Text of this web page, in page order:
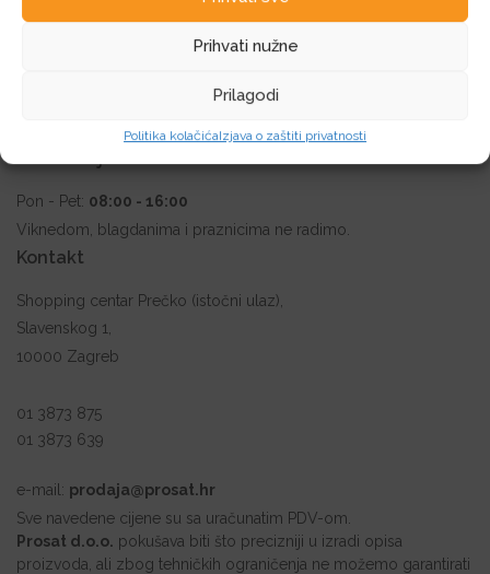
Prihvati nužne
Prilagodi
Politika kolačićaIzjava o zaštiti privatnosti
Pon - Pet: 08:00 - 16:00
Viknedom, blagdanima i praznicima ne radimo.
Kontakt
Shopping centar Prečko (istočni ulaz),
Slavenskog 1,
10000 Zagreb
01 3873 875
01 3873 639
e-mail: prodaja@prosat.hr
Sve navedene cijene su sa uračunatim PDV-om.
Prosat d.o.o. pokušava biti što precizniji u izradi opisa
proizvoda, ali zbog tehničkih ograničenja ne možemo garantirati